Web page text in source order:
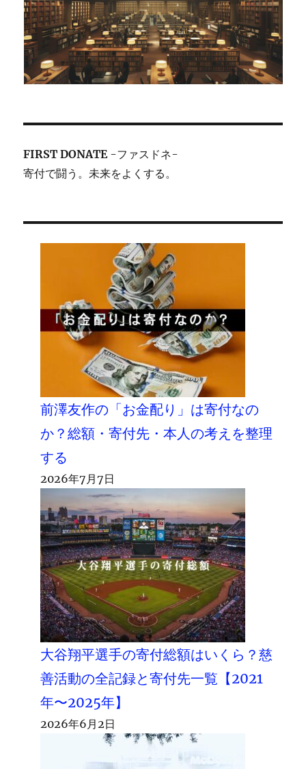
FIRST DONATE-ファスドネ-
寄付で闘う。未来をよくする。
前澤友作の「お金配り」は寄付なの
か？総額・寄付先・本人の考えを整理
する
2026年7月7日
大谷翔平選手の寄付総額はいくら？慈
善活動の全記録と寄付先一覧【2021
年〜2025年】
2026年6月2日